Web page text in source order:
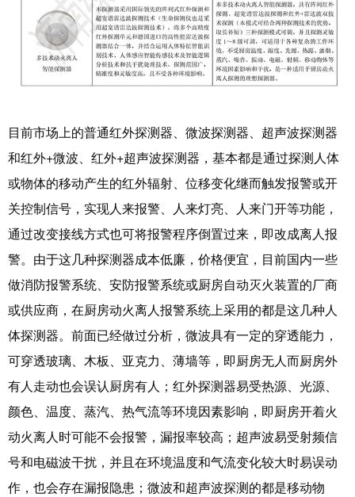
目前市场上的普通红外探测器、微波探测器、超声波探测器
和红外+微波、红外+超声波探测器，基本都是通过探测人体
或物体的移动产生的红外辐射、位移变化继而触发报警或开
关控制信号，实现人来报警、人来灯亮、人来门开等功能，
通过改变接线方式也可将报警程序倒置过来，即改成离人报
警。 由于这几种探测器成本低廉，价格便宜，目前国内一些
做消防报警系统、安防报警系统或厨房自动灭火装置的厂商
或供应商，在厨房动火离人报警系统上采用的都是这几种人
体探测器。前面已经做过分析，微波具有一定的穿透能力，
可穿透玻璃、木板、亚克力、薄墙等，即厨房无人而厨房外
有人走动也会误认厨房有人；红外探测器易受热源、光源、
颜色、温度、蒸汽、热气流等环境因素影响，即厨房开着火
动火离人时可能不会报警，漏报率较高； 超声波易受射频信
号和电磁波干扰，并且在环境温度和气流变化较大时易误动
作，也会存在漏报隐患； 微波和超声波探测的都是移动物